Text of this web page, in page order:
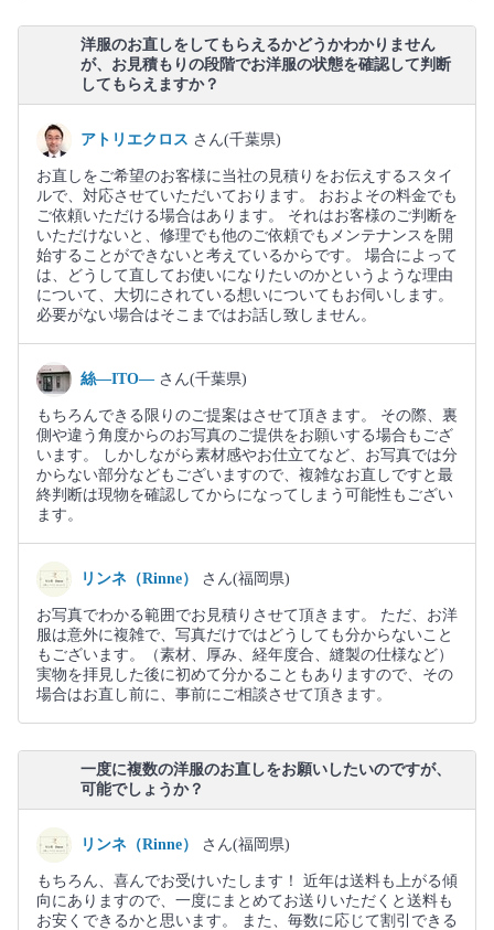
洋服のお直しをしてもらえるかどうかわかりません
が、お見積もりの段階でお洋服の状態を確認して判断
してもらえますか？
アトリエクロス さん(千葉県)
お直しをご希望のお客様に当社の見積りをお伝えするスタイ
ルで、対応させていただいております。 おおよその料金でも
ご依頼いただける場合はあります。 それはお客様のご判断を
いただけないと、修理でも他のご依頼でもメンテナンスを開
始することができないと考えているからです。 場合によって
は、どうして直してお使いになりたいのかというような理由
について、大切にされている想いについてもお伺いします。
必要がない場合はそこまではお話し致しません。
絲―ITO― さん(千葉県)
もちろんできる限りのご提案はさせて頂きます。 その際、裏
側や違う角度からのお写真のご提供をお願いする場合もござ
います。 しかしながら素材感やお仕立てなど、お写真では分
からない部分などもございますので、複雑なお直しですと最
終判断は現物を確認してからになってしまう可能性もござい
ます。
リンネ（Rinne） さん(福岡県)
お写真でわかる範囲でお見積りさせて頂きます。 ただ、お洋
服は意外に複雑で、写真だけではどうしても分からないこと
もございます。（素材、厚み、経年度合、縫製の仕様など）
実物を拝見した後に初めて分かることもありますので、その
場合はお直し前に、事前にご相談させて頂きます。
一度に複数の洋服のお直しをお願いしたいのですが、
可能でしょうか？
リンネ（Rinne） さん(福岡県)
もちろん、喜んでお受けいたします！ 近年は送料も上がる傾
向にありますので、一度にまとめてお送りいただくと送料も
お安くできるかと思います。 また、毎数に応じて割引できる